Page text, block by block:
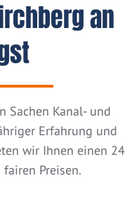
an
Sachen Kanal- und
Erfahrung und
wir Ihnen einen 24
Preisen.